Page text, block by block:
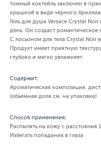
томный коктейль заключен в
крышкой в виде черного
Гель для душа Versace Crystal
день. Он создаст романтическое
С лосьоном для тела Crystal Noir
Продукт имеет приятную
глубоко и мягко увлажняет.
Содержит:
Ароматическая композиция,
(объемная доля см. на упаковке)
Способ применения:
Распылять на кожу с расстояния
Избегать попадания в глаза